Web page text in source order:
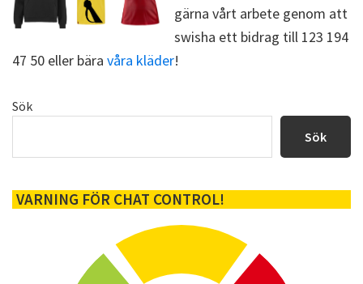
gärna vårt arbete genom att
swisha ett bidrag till 123 194
47 50 eller bära våra kläder!
Primärt
Sök
Sök
VARNING FÖR CHAT CONTROL!